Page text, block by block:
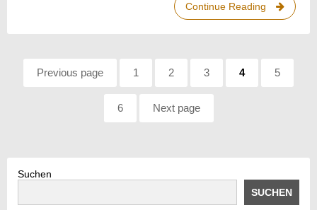
Continue Reading
Silber
reinigen
für
Pagination
Previous page Page:
1 Page:
2 Page:
3 Page:
4 Page:
5
Page:
6 Next page
Suchen
SUCHEN